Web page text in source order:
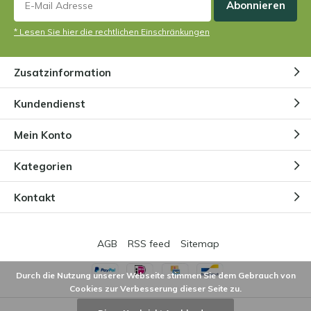
Nur gutes.
5 / 5
DurchMarleen
5 / 5
Wunderschön, kam im Top Zustand und sicher
verpackt an.
VIOT- 22-04-2024 09:45
Abonnieren
* Lesen Sie hier die rechtlichen Einschränkungen
Zusatzinformation
Kundendienst
Mein Konto
Kategorien
Kontakt
AGB RSS feed Sitemap
Durch die Nutzung unserer Webseite stimmen Sie dem Gebrauch von
Cookies zur Verbesserung dieser Seite zu.